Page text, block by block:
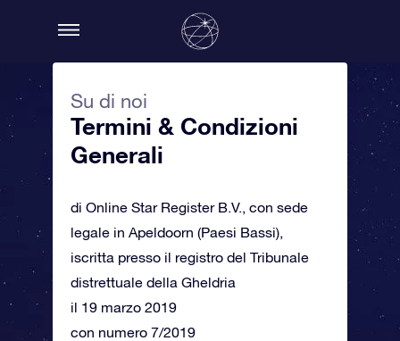
Su di noi
Termini & Condizioni
Generali
di Online Star Register B.V., con sede
legale in Apeldoorn (Paesi Bassi),
iscritta presso il registro del Tribunale
distrettuale della Gheldria
il 19 marzo 2019
con numero 7/2019